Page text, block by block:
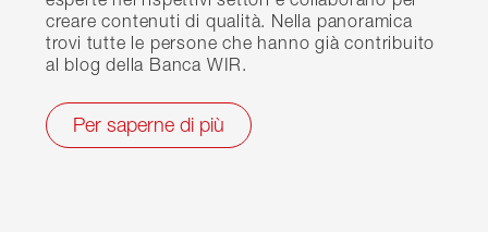
creare contenuti di qualità. Nella panoramica
trovi tutte le persone che hanno già contribuito
al blog della Banca WIR.
Per saperne di più